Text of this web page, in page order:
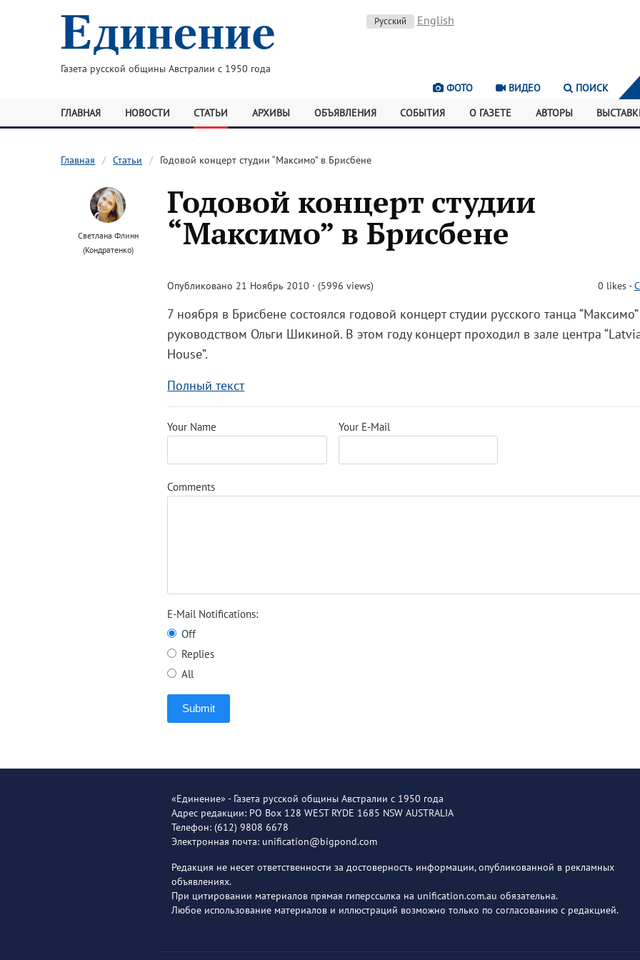
Газета русской общины Австралии с 1950 года
Русский English
ФОТО ВИДЕО
ПОИСК
ГЛАВНАЯ
НОВОСТИ СТАТЬИ АРХИВЫ ОБЪЯВЛЕНИЯ СОБЫТИЯ О ГАЗЕТЕ АВТОРЫ
Главная Статьи Годовой концерт студии “Максимо” в Брисбене
Светлана Флинн
(Кондратенко)
Годовой концерт студии
“Максимо” в Брисбене
Опубликовано 21 Ноябрь 2010 · (5996 views) 0 likes-
7 ноября в Брисбене состоялся годовой концерт студии русского танца
руководством Ольги Шикиной. В этом году концерт проходил в зале центра
House”.
Полный текст
Your Name Your E-Mail
Comments
E-Mail Notifications:
Off
Replies
All
Submit
«Единение» - Газета русской общины Австралии с 1950 года
Адрес редакции: PO Box 128 WEST RYDE 1685 NSW AUSTRALIA
Телефон: (612) 9808 6678
Электронная почта: unification@bigpond.com
Редакция не несет ответственности за достоверность информации, опубликованной в рекламных
объявлениях.
При цитировании материалов прямая гиперссылка на unification.com.au обязательна.
Любое использование материалов и иллюстраций возможно только по согласованию с редакцией.